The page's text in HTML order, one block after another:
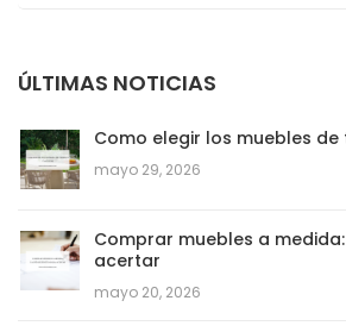
ÚLTIMAS NOTICIAS
Como elegir los muebles
mayo 29, 2026
Comprar muebles a
acertar
mayo 20, 2026